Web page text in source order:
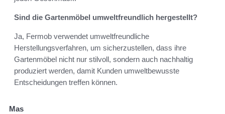
Sind die Gartenmöbel umweltfreundlich hergestellt?
Ja, Fermob verwendet umweltfreundliche
Herstellungsverfahren, um sicherzustellen, dass ihre
Gartenmöbel nicht nur stilvoll, sondern auch nachhaltig
produziert werden, damit Kunden umweltbewusste
Entscheidungen treffen können.
Mas